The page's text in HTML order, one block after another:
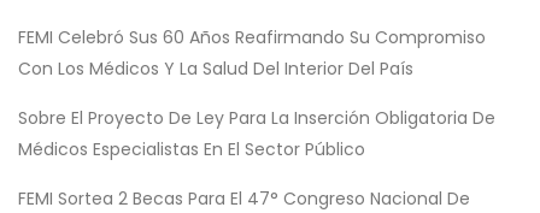
FEMI Celebró Sus 60 Años Reafirmando Su Compromiso
Con Los Médicos Y La Salud Del Interior Del País
Sobre El Proyecto De Ley Para La Inserción Obligatoria De
Médicos Especialistas En El Sector Público
FEMI Sortea 2 Becas Para El 47° Congreso Nacional De